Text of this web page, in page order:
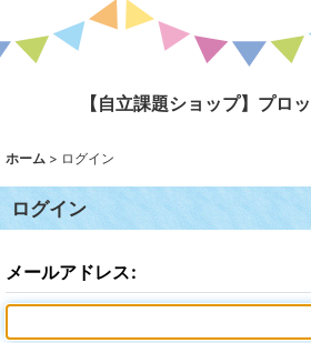
【自立課題ショップ】プロ
ホーム > ログイン
ログイン
メールアドレス: